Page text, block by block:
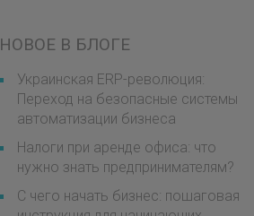
НОВОЕ В БЛОГЕ
Украинская ERP-революция:
Переход на безопасные системы
автоматизации бизнеса
Налоги при аренде офиса: что
нужно знать предпринимателям?
С чего начать бизнес: пошаговая